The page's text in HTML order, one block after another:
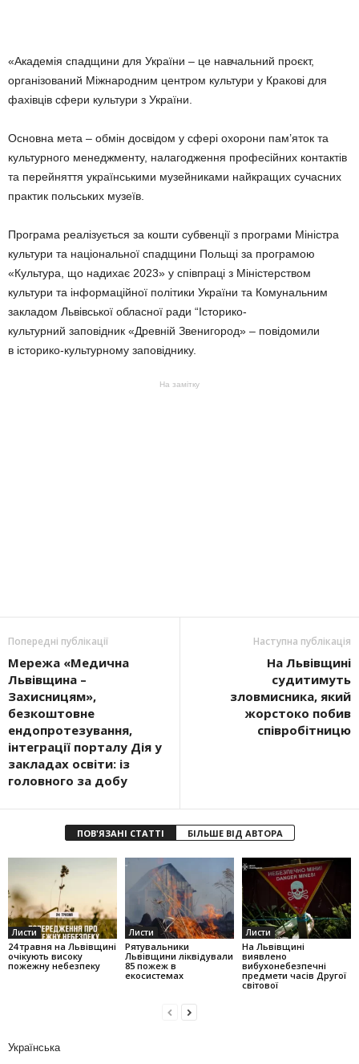
«Академія спадщини для України – це навчальний проєкт,
організований Міжнародним центром культури у Кракові для
фахівців сфери культури з України.
Основна мета – обмін досвідом у сфері охорони пам’яток та
культурного менеджменту, налагодження професійних контактів
та перейняття українськими музейниками найкращих сучасних
практик польських музеїв.
Програма реалізується за кошти субвенції з програми Міністра
культури та національної спадщини Польщі за програмою
«Культура, що надихає 2023» у співпраці з Міністерством
культури та інформаційної політики України та Комунальним
закладом Львівської обласної ради “Історико-
культурний заповідник «Древній Звенигород» – повідомили
в історико-культурному заповіднику.
На замітку
Попередні публікації
Мережа «Медична
Львівщина –
Захисницям»,
безкоштовне
ендопротезування,
інтеграції порталу Дія у
закладах освіти: із
головного за добу
Наступна публікація
На Львівщині
судитимуть
зловмисника, який
жорстоко побив
співробітницю
ПОВ'ЯЗАНІ СТАТТІ БІЛЬШЕ ВІД АВТОРА
Листи
24 травня на Львівщині
очікують високу
пожежну небезпеку
Листи
Рятувальники
Львівщини ліквідували
85 пожеж в
екосистемах
Листи
На Львівщині
виявлено
вибухонебезпечні
предмети часів Другої
світової
Українська